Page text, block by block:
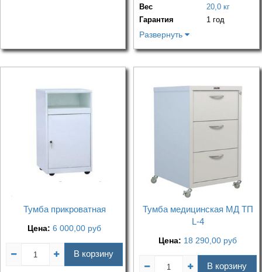
Вес
20,0 кг
Гарантия
1 год
Развернуть
Тумба прикроватная
Цена:6 000,00 руб
В корзину
Тумба медицинская МД ТП
L-4
Цена: 18 290,00 руб
В корзину